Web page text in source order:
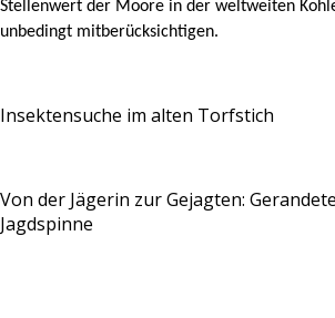
Stellenwert der Moore in der weltweiten
unbedingt mitberücksichtigen.
Insektensuche im alten Torfstich
Von der Jägerin zur Gejagten: Gerandete
Jagdspinne